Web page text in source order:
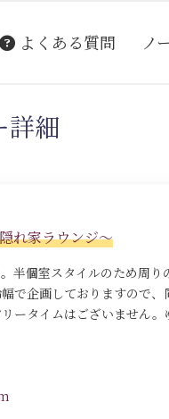
よくある質問 ノ
詳細
れ家ラウンジ～
半個室スタイルのため周
で企画しておりますので
ータイムはございません